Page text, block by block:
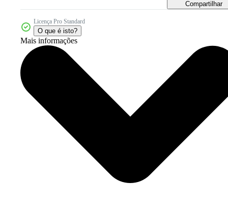
Compartilhar
Licença Pro Standard
O que é isto?
Mais informações